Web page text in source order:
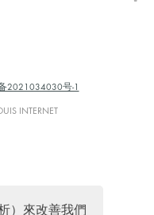
）來改善我們
2021034030号-1
INTERNET